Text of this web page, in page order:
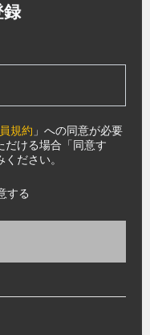
録
規約 」への同意が必要
だける場合「同意す
ださい。
する